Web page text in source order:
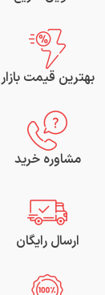
بهترین قیمت بازار
مشاوره خرید
ارسال رایگان